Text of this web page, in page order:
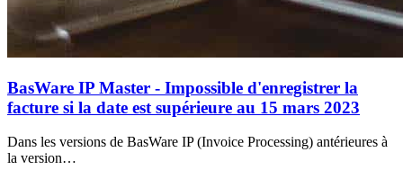
BasWare IP Master - Impossible d'enregistrer la
facture si la date est supérieure au 15 mars 2023
Dans les versions de BasWare IP (Invoice Processing) antérieures à
la version…